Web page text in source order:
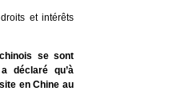
et intérêts
se sont
déclaré qu’à
en Chine au